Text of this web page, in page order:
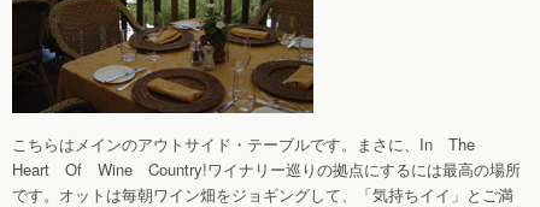
こちらはメインのアウトサイド・テーブルです。まさに、In The
Heart Of Wine Country!ワイナリー巡りの拠点にするには最高の場所
です。オットは毎朝ワイン畑をジョギングして、「気持ちイイ」とご満